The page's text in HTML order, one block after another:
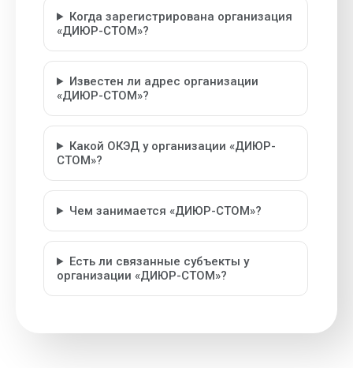
Когда зарегистрирована организация
«ДИЮР-СТОМ»?
Известен ли адрес организации
«ДИЮР-СТОМ»?
Какой ОКЭД у организации «ДИЮР-
СТОМ»?
Чем занимается «ДИЮР-СТОМ»?
Есть ли связанные субъекты у
организации «ДИЮР-СТОМ»?